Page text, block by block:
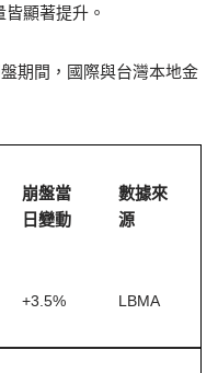
顯著提升。
期間，國際與台灣本地金
崩盤當
日變動
數據來
源
+3.5% LBMA